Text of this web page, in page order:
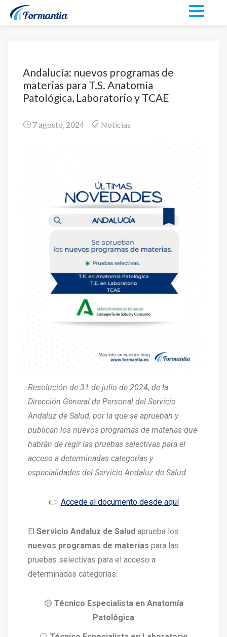
Andalucía: nuevos programas de
materias para T.S. Anatomía
Patológica, Laboratorio y TCAE
7 agosto, 2024 Noticias
Resolución de 31 de julio de 2024, de la
Dirección General de Personal del Servicio
Andaluz de Salud, por la que se aprueban y
publican los nuevos programas de materias que
habrán de regir las pruebas selectivas para el
acceso a determinadas categorías y
especialidades del Servicio Andaluz de Salud.
👉 Accede al documento desde aquí
El Servicio Andaluz de Salud aprueba los
nuevos programas de materias para las
pruebas selectivas para el acceso a
determinadas categorías:
🟡 Técnico Especialista en Anatomía
Patológica